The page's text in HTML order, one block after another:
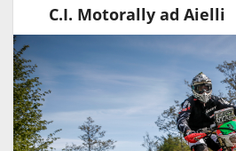
C.I. Motorally ad Aielli